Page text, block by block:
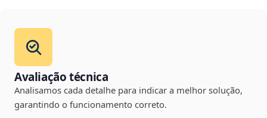
Avaliação técnica
Analisamos cada detalhe para indicar a melhor solução,
garantindo o funcionamento correto.